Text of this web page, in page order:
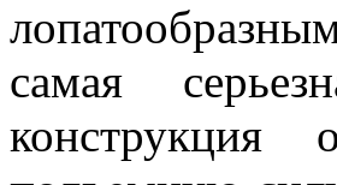
самая
конструкция